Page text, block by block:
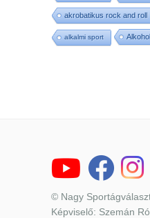
akrobatikus rock and roll
alkalmi sport Alkohol
© Nagy
Képviselő: Szemán